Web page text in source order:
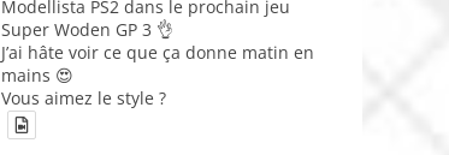
Modellista PS2 dans le prochain jeu
Super Woden GP 3 👌
J’ai hâte voir ce que ça donne matin en
mains 😍
Vous aimez le style ?